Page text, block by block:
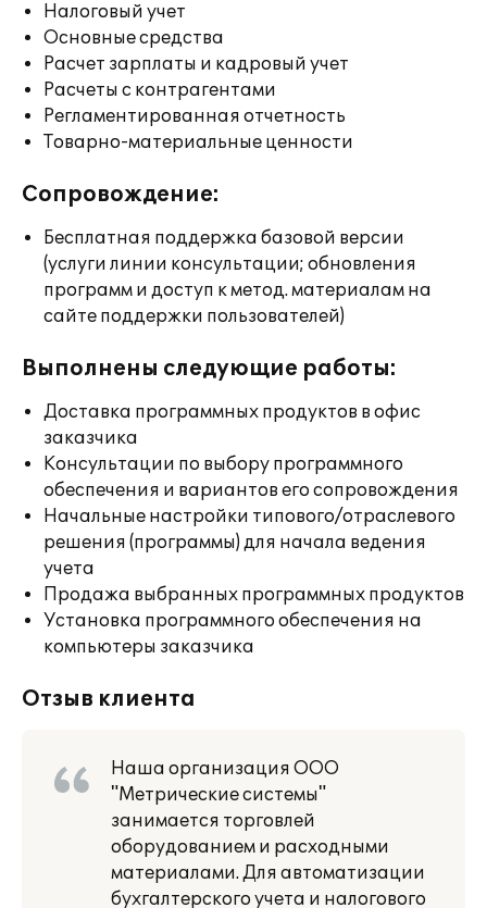
Налоговый учет
Основные средства
Расчет зарплаты и кадровый учет
Расчеты с контрагентами
Регламентированная отчетность
Товарно-материальные ценности
Сопровождение:
Бесплатная поддержка базовой версии
(услуги линии консультации; обновления
программ и доступ к метод. материалам на
сайте поддержки пользователей)
Выполнены следующие работы:
Доставка программных продуктов в офис
заказчика
Консультации по выбору программного
обеспечения и вариантов его сопровождения
Начальные настройки типового/отраслевого
решения (программы) для начала ведения
учета
Продажа выбранных программных продуктов
Установка программного обеспечения на
компьютеры заказчика
Отзыв клиента
Наша организация ООО
"Метрические системы"
занимается торговлей
оборудованием и расходными
материалами. Для автоматизации
бухгалтерского учета и налогового